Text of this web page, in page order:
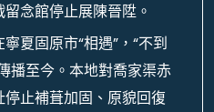
念館停止展陳晉陞。
夏固原市“相遇”，“不到
播至今。本地對喬家渠赤
止補葺加固、原貌回復